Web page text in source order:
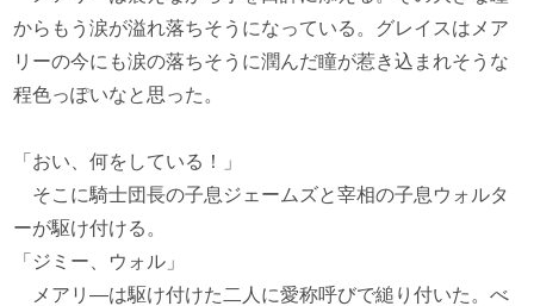
からもう涙が溢れ落ちそうになっている。グレイスはメア
リーの今にも涙の落ちそうに潤んだ瞳が惹き込まれそうな
程色っぽいなと思った。
「おい、何をしている！」
そこに騎士団長の子息ジェームズと宰相の子息ウォルタ
ーが駆け付ける。
「ジミー、ウォル」
メアリ―は駆け付けた二人に愛称呼びで縋り付いた。べ